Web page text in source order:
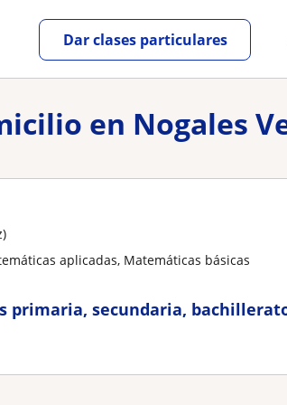
Dar clases particulares
en Nogales
aplicadas, Matemáticas básicas
primaria, secundaria,